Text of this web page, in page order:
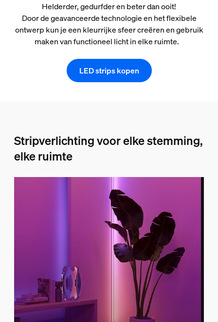
Helderder, gedurfder en beter dan ooit!
Door de geavanceerde technologie en het flexibele
ontwerp kun je een kleurrijke sfeer creëren en gebruik
maken van functioneel licht in elke ruimte.
LED strips kopen
Stripverlichting voor elke stemming,
elke ruimte